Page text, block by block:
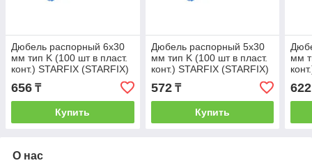
Дюбель распорный 6х30
мм тип K (100 шт в пласт.
конт.) STARFIX (STARFIX)
(SMP2-41752-100)
656 ₸
Купить
Дюбель распорный 5х30
мм тип K (100 шт в пласт.
конт.) STARFIX (STARFIX)
(SMP1-40752-100)
572₸
Купить
мм
622
О нас